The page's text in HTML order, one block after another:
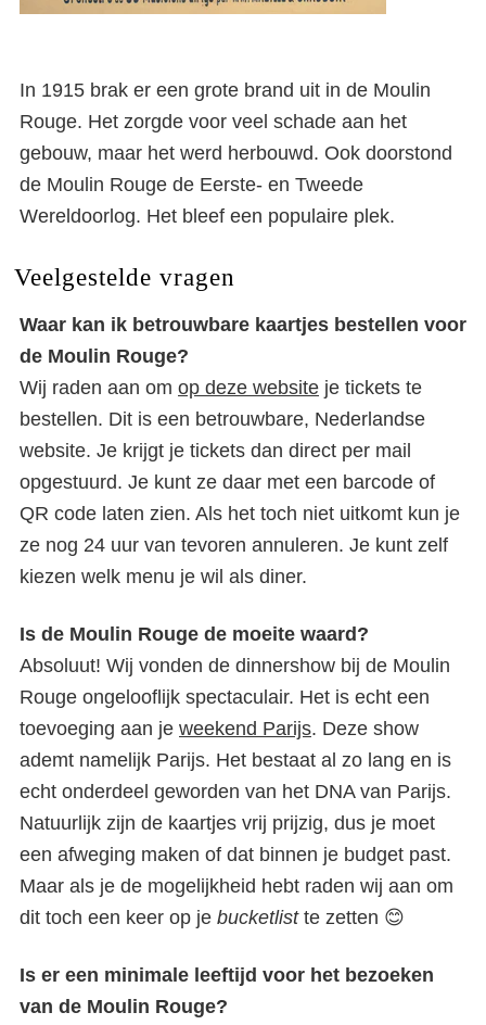
In 1915 brak er een grote brand uit in de Moulin
Rouge. Het zorgde voor veel schade aan het
gebouw, maar het werd herbouwd. Ook doorstond
de Moulin Rouge de Eerste- en Tweede
Wereldoorlog. Het bleef een populaire plek.
Veelgestelde vragen
Waar kan ik betrouwbare kaartjes bestellen voor
de Moulin Rouge?
Wij raden aan om op deze website je tickets te
bestellen. Dit is een betrouwbare, Nederlandse
website. Je krijgt je tickets dan direct per mail
opgestuurd. Je kunt ze daar met een barcode of
QR code laten zien. Als het toch niet uitkomt kun je
ze nog 24 uur van tevoren annuleren. Je kunt zelf
kiezen welk menu je wil als diner.
Is de Moulin Rouge de moeite waard?
Absoluut! Wij vonden de dinnershow bij de Moulin
Rouge ongelooflijk spectaculair. Het is echt een
toevoeging aan je weekend Parijs. Deze show
ademt namelijk Parijs. Het bestaat al zo lang en is
echt onderdeel geworden van het DNA van Parijs.
Natuurlijk zijn de kaartjes vrij prijzig, dus je moet
een afweging maken of dat binnen je budget past.
Maar als je de mogelijkheid hebt raden wij aan om
dit toch een keer op je bucketlistte zetten 😊
Is er een minimale leeftijd voor het bezoeken
van de Moulin Rouge?